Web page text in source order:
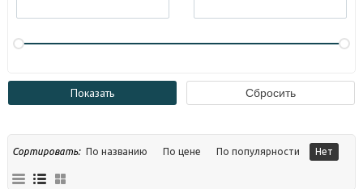
Сортировать: По названию По цене По популярности Нет